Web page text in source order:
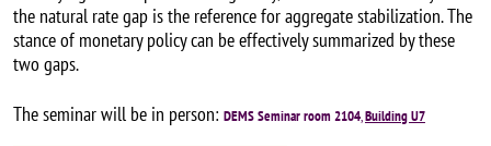
the natural rate gap is the reference for aggregate stabilization. The
stance of monetary policy can be effectively summarized by these
two gaps.
The seminar will be in person: DEMS Seminar room 2104,Building U7